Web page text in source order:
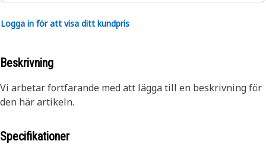
Logga in för att visa ditt kundpris
Beskrivning
Vi arbetar fortfarande med att lägga till en beskrivning för
den här artikeln.
Specifikationer